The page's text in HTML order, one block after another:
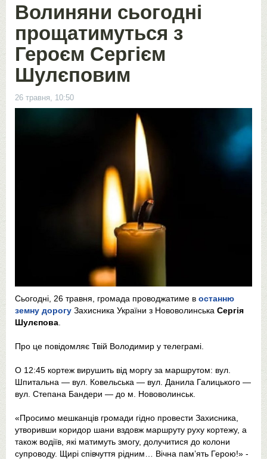
Волиняни сьогодні
прощатимуться з
Героєм Сергієм
Шулєповим
26 травня, 10:50
Сьогодні, 26 травня, громада проводжатиме в останню
земну дорогу Захисника України з Нововолинська Сергія
Шулєпова
Про це повідомляє Твій Володимир у телеграмі.
О 12:45 кортеж вирушить від моргу за маршрутом: вул.
Шпитальна — вул. Ковельська — вул. Данила Галицького —
вул. Степана Бандери — до м. Нововолинськ.
«Просимо мешканців громади гідно провести Захисника,
утворивши коридор шани вздовж маршруту руху кортежу, а
також водіїв, які матимуть змогу, долучитися до колони
супроводу. Щирі співчуття рідним… Вічна пам’ять Герою!» -